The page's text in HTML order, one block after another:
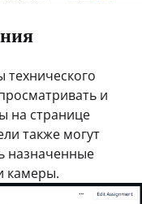
и
на странице
также могут
назначенные
камеры.